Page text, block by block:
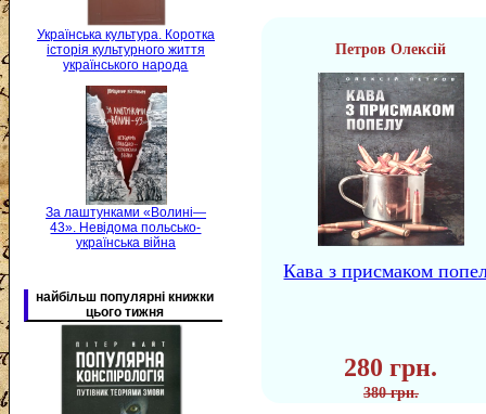
Українська культура. Коротка
історія культурного життя
українського народа
За лаштунками «Волині—
43». Невідома польсько-
українська війна
найбільш популярні книжки
цього тижня
Петров Олексій
Кава з присмаком
280 грн.
380 грн.